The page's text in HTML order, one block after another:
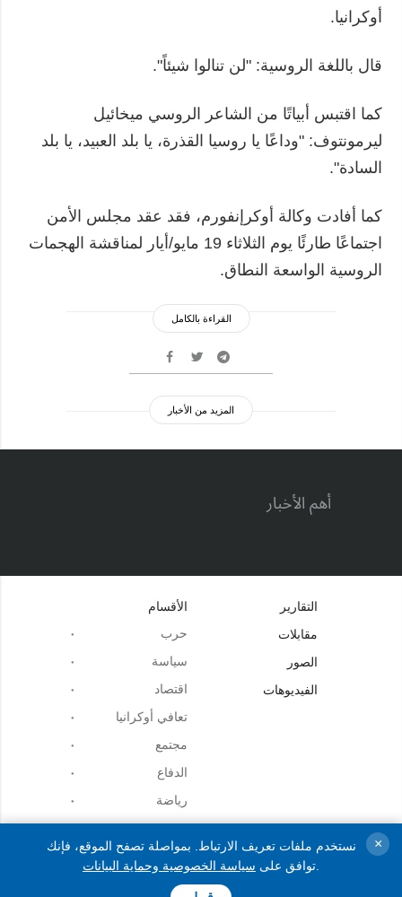
أوكرانيا.
قال باللغة الروسية: "لن تنالوا شيئاً".
كما اقتبس أبياتًا من الشاعر الروسي ميخائيل
ليرمونتوف: "وداعًا يا روسيا القذرة، يا بلد العبيد، يا بلد
السادة".
كما أفادت وكالة أوكرإنفورم، فقد عقد مجلس الأمن
اجتماعًا طارئًا يوم الثلاثاء 19 مايو/أيار لمناقشة الهجمات
الروسية الواسعة النطاق.
القراءة بالكامل
المزيد من الأخبار
أهم الأخبار
الأقسام
حرب
سياسة
اقتصاد
تعافي أوكرانيا
مجتمع
الدفاع
رياضة
التقارير
مقابلات
الصور
الفيديوهات
نستخدم ملفات تعريف الارتباط. بمواصلة تصفح الموقع، فإنك
توافق على سياسة الخصوصية وحماية البيانات
×